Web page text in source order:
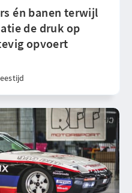
én banen terwijl
de druk op
opvoert